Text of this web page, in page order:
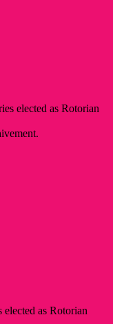
elected as Rotorian
as Rotorian